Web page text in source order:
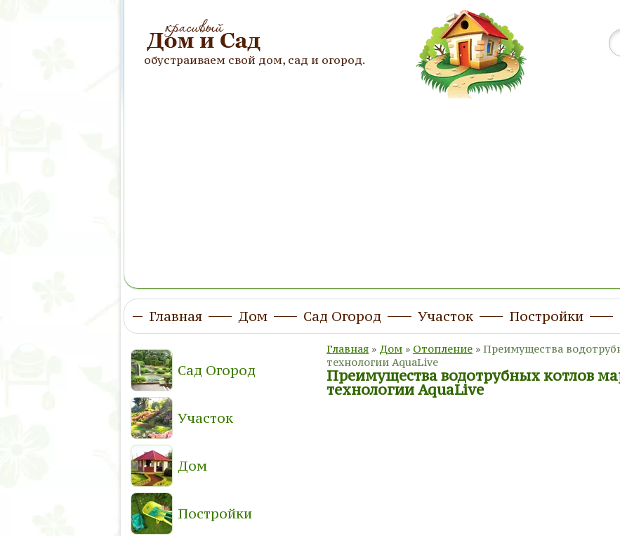
обустраиваем свой дом, сад и огород.
Главная Дом Сад Огород Участок Постройки
Главная » Дом » Отопление » Преимущества
технологии AquaLive
Преимущества водотрубных котлов
технологии AquaLive
Сад Огород
Участок
Дом
Постройки